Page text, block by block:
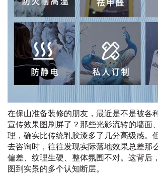
在保山准备装修的朋友，最近是不是被各
宣传效果图刷屏了？那些光影流转的墙面
理，确实比传统乳胶漆多了几分高级感。
去咨询时，往往发现实际落地效果总差
偏差、纹理生硬、整体氛围不对。这背后
图到实景的多个认知断层。